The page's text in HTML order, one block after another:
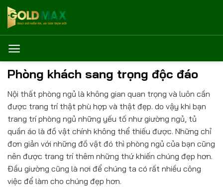
Bỏ
qua
nội
dung
Phòng khách sang trọng độc đáo
Nội thất phòng ngủ là không gian quan trọng và luôn cần
được trang trí thật phù hợp và thật đẹp. do vậy khi bạn
trang trí phòng ngủ những yếu tố như giường ngủ, tủ
quần áo là đồ vật chính không thể thiếu được. Những chỉ
đơn giản với những đồ vật đó thì phòng ngủ của bạn cũng
nên được trang trí thêm những thứ khiến chúng đẹp hơn.
Đầu giường cũng là nơi để chúng ta có rất nhiều công
việc để làm cho chúng đẹp hơn.